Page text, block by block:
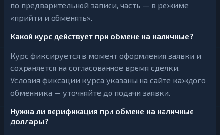
по предварительной записи, часть — в режиме
«прийти и обменять».
Какой курс действует при обмене на наличные?
Курс фиксируется в момент оформления заявки и
сохраняется на согласованное время сделки.
Условия фиксации курса указаны на сайте каждого
обменника — уточняйте до подачи заявки.
Нужна ли верификация при обмене на наличные
доллары?